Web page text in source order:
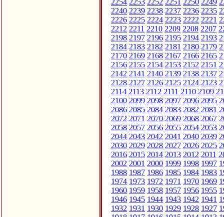
2254 2253 2252 2251 2250 2249
2240 2239 2238 2237 2236 2235
2226 2225 2224 2223 2222 2221
2212 2211 2210 2209 2208 2207
2198 2197 2196 2195 2194 2193
2184 2183 2182 2181 2180 2179
2170 2169 2168 2167 2166 2165
2156 2155 2154 2153 2152 2151
2142 2141 2140 2139 2138 2137
2128 2127 2126 2125 2124 2123
2114 2113 2112 2111 2110 2109
2100 2099 2098 2097 2096 2095
2086 2085 2084 2083 2082 2081
2072 2071 2070 2069 2068 2067
2058 2057 2056 2055 2054 2053
2044 2043 2042 2041 2040 2039
2030 2029 2028 2027 2026 2025
2016 2015 2014 2013 2012 2011
2002 2001 2000 1999 1998 1997
1988 1987 1986 1985 1984 1983
1974 1973 1972 1971 1970 1969
1960 1959 1958 1957 1956 1955
1946 1945 1944 1943 1942 1941
1932 1931 1930 1929 1928 1927